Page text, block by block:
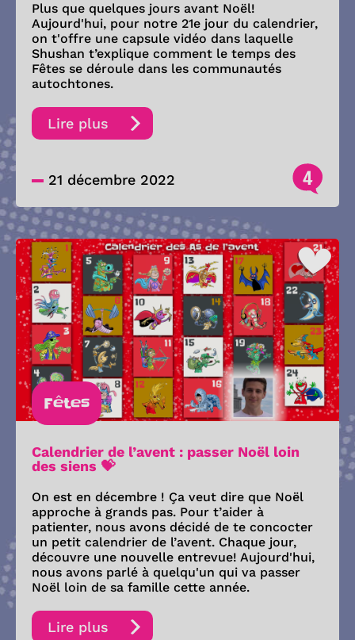
Plus que quelques jours avant Noël!
Aujourd'hui, pour notre 21e jour du calendrier,
on t'offre une capsule vidéo dans laquelle
Shushan t’explique comment le temps des
Fêtes se déroule dans les communautés
autochtones.
Lire plus
21 décembre 2022 4
Fêtes
Calendrier de l’avent : passer Noël loin
des siens 💝
On est en décembre ! Ça veut dire que Noël
approche à grands pas. Pour t’aider à
patienter, nous avons décidé de te concocter
un petit calendrier de l’avent. Chaque jour,
découvre une nouvelle entrevue! Aujourd'hui,
nous avons parlé à quelqu'un qui va passer
Noël loin de sa famille cette année.
Lire plus